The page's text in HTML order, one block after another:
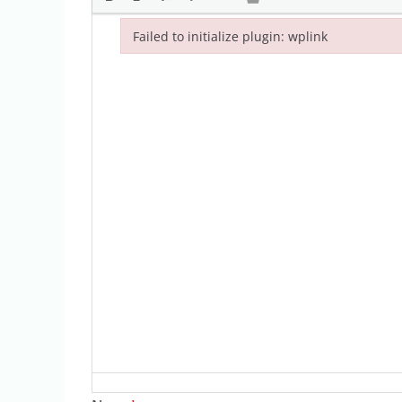
Failed to initialize plugin: wplink
Failed to initialize plugin: wplink